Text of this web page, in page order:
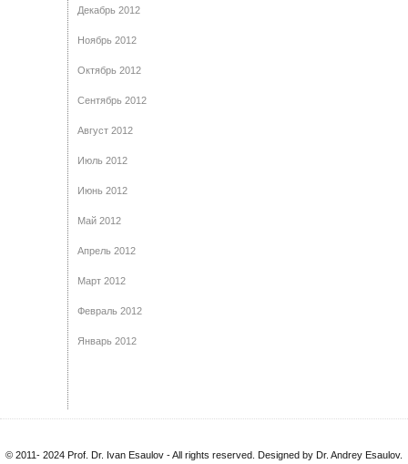
Декабрь 2012
Ноябрь 2012
Октябрь 2012
Сентябрь 2012
Август 2012
Июль 2012
Июнь 2012
Май 2012
Апрель 2012
Март 2012
Февраль 2012
Январь 2012
© 2011- 2024 Prof. Dr. Ivan Esaulov - All rights reserved. Designed by Dr. Andrey Esaulov.